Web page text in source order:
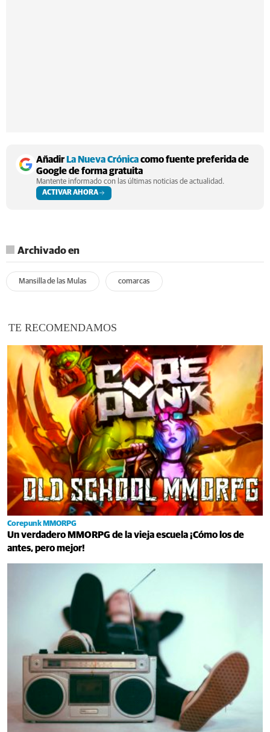
AñadirLa Nueva Crónicacomo fuente preferida de
Google de forma gratuita
Mantente informado con las últimas noticias de actualidad.
ACTIVAR AHORA
Archivado en
Mansilla de las Mulas comarcas
TE RECOMENDAMOS
Corepunk MMORPG
Un verdadero MMORPG de la vieja escuela ¡Cómo los de
antes, pero mejor!